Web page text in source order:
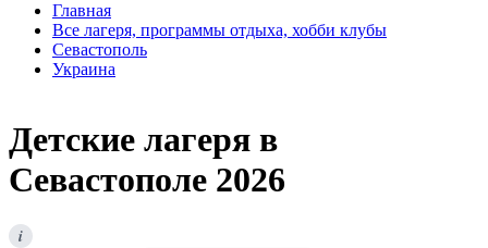
Главная
Все лагеря, программы отдыха, хобби клубы
Севастополь
Украина
Детские лагеря в
Севастополе 2026
i